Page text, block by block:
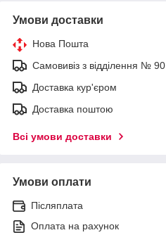
Умови доставки
Нова Пошта
Самовивіз з відділення № 90
Доставка кур'єром
Доставка поштою
Всі умови доставки
Умови оплати
Післяплата
Оплата на рахунок